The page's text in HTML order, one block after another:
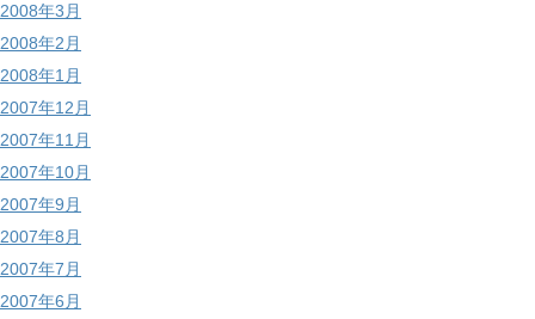
2008年3月
2008年2月
2008年1月
2007年12月
2007年11月
2007年10月
2007年9月
2007年8月
2007年7月
2007年6月